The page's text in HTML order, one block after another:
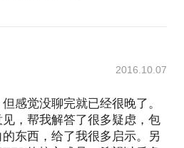
2016.10.07
感觉没聊完就已经很晚了。
，帮我解答了很多疑虑，包
东西，给了我很多启示。另